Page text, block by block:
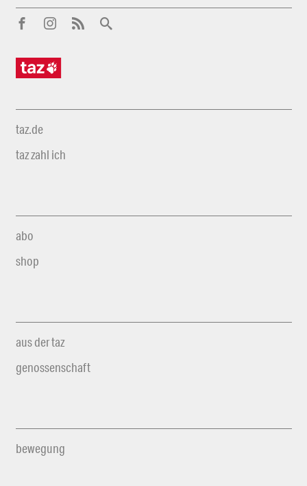
taz.de
taz zahl ich
abo
shop
aus der taz
genossenschaft
bewegung